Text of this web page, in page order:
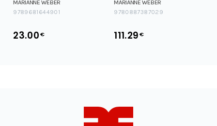
MARIANNE WEBER
9789681644901
23.00€
MARIANNE WEBER
9780887387029
111.29 €